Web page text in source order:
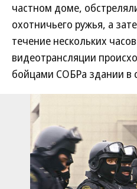
частном доме,
охотничьего ружья, а
течение нескольких
видеотрансляции
бойцами СОБРа здании в